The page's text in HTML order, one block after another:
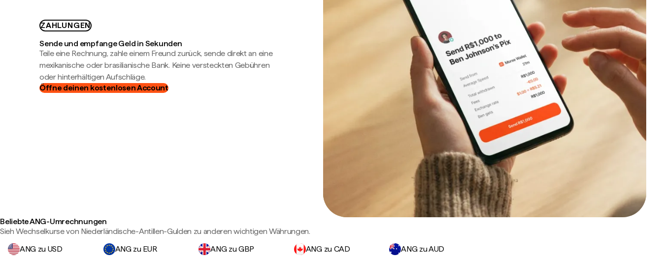
ZAHLUNGEN
Sende und empfange Geld in Sekunden
Teile eine Rechnung, zahle einem Freund zurück, sende direkt an eine
mexikanische oder brasilianische Bank. Keine versteckten Gebühren
oder hinterhältigen Aufschläge.
Öffne deinen kostenlosen Account
Beliebte ANG-Umrechnungen
Sieh Wechselkurse von Niederländische-Antillen-Gulden zu anderen wichtigen Währungen.
ANG zu USD
ANG zu EUR ANG zu GBP ANG zu CAD ANG zu AUD